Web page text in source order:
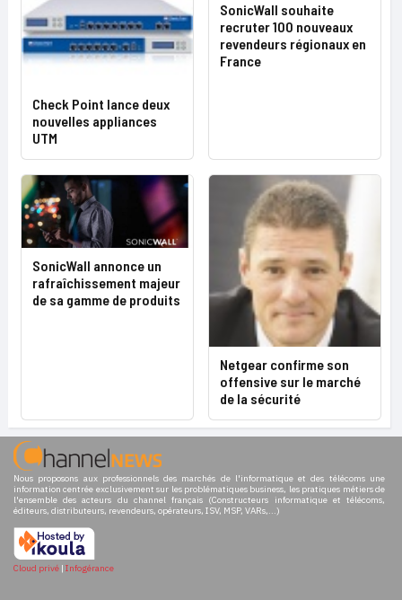
Check Point lance deux
nouvelles appliances
UTM
SonicWall souhaite
recruter 100 nouveaux
revendeurs régionaux en
France
SonicWall annonce un
rafraîchissement majeur
de sa gamme de produits
Netgear confirme son
offensive sur le marché
de la sécurité
Nous proposons aux professionnels des marchés de l'informatique et des télécoms une
information centrée exclusivement sur les problématiques business, les pratiques métiers de
l'ensemble des acteurs du channel français (Constructeurs informatique et télécoms,
éditeurs, distributeurs, revendeurs, opérateurs, ISV, MSP, VARs,...)
Cloud privé | Infogérance